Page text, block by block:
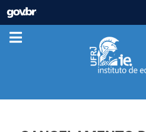
GOVBR
ACESSO À INFORMAÇÃO